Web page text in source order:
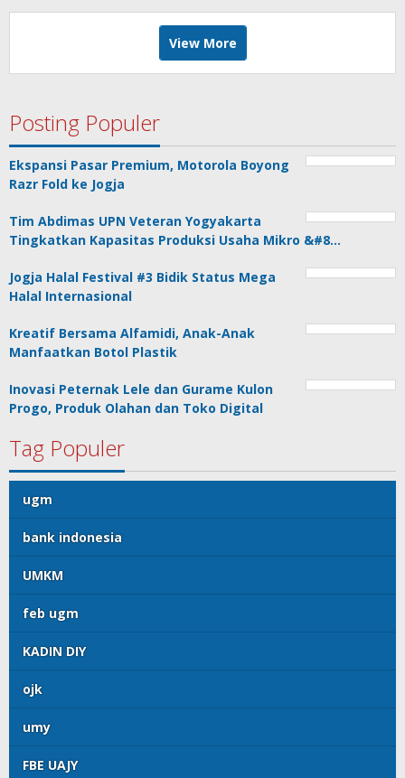
View More
Posting Populer
Ekspansi Pasar Premium, Motorola Boyong
Razr Fold ke Jogja
Tim Abdimas UPN Veteran Yogyakarta
Tingkatkan Kapasitas Produksi Usaha Mikro &#8…
Jogja Halal Festival #3 Bidik Status Mega
Halal Internasional
Kreatif Bersama Alfamidi, Anak-Anak
Manfaatkan Botol Plastik
Inovasi Peternak Lele dan Gurame Kulon
Progo, Produk Olahan dan Toko Digital
Tag Populer
ugm
bank indonesia
UMKM
feb ugm
KADIN DIY
ojk
umy
FBE UAJY